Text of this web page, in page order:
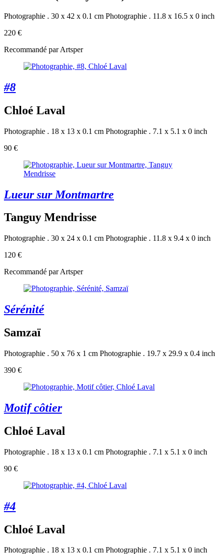
Photographie . 30 x 42 x 0.1 cm Photographie . 11.8 x 16.5 x 0 inch
220 €
Recommandé par Artsper
#8
Chloé Laval
Photographie . 18 x 13 x 0.1 cm Photographie . 7.1 x 5.1 x 0 inch
90 €
Lueur sur Montmartre
Tanguy Mendrisse
Photographie . 30 x 24 x 0.1 cm Photographie . 11.8 x 9.4 x 0 inch
120 €
Recommandé par Artsper
Sérénité
Samzaï
Photographie . 50 x 76 x 1 cm Photographie . 19.7 x 29.9 x 0.4 inch
390 €
Motif côtier
Chloé Laval
Photographie . 18 x 13 x 0.1 cm Photographie . 7.1 x 5.1 x 0 inch
90 €
#4
Chloé Laval
Photographie . 18 x 13 x 0.1 cm Photographie . 7.1 x 5.1 x 0 inch